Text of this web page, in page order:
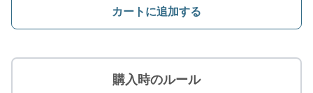
カートに追加する
購入時のルール